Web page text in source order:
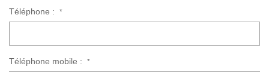
Téléphone : *
Téléphone mobile : *